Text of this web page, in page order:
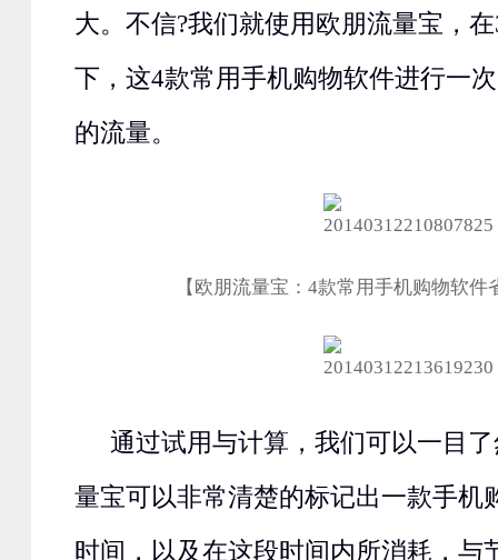
大。不信?我们就使用欧朋流量宝，
下，这4款常用手机购物软件进行一
的流量。
【欧朋流量宝：4款常用手机购物软
通过试用与计算，我们可以一目
量宝可以非常清楚的标记出一款手机
时间，以及在这段时间内所消耗，与